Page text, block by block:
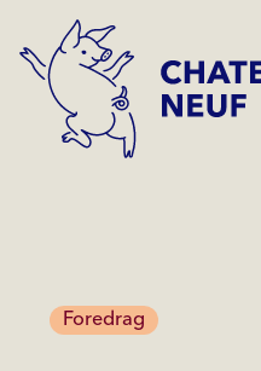
Foredrag